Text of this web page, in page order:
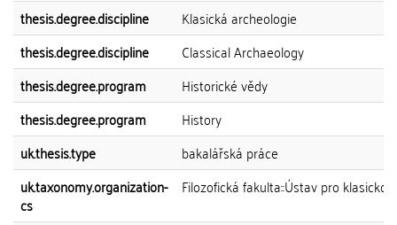
thesis.degree.discipline
Klasická archeologie
thesis.degree.discipline
Classical Archaeology
thesis.degree.program
Historické vědy
thesis.degree.program
History
uk.thesis.type
bakalářská práce
uk.taxonomy.organization-
cs
Filozofická fakulta::Ústav pro